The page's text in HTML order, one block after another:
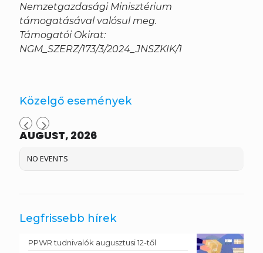
Nemzetgazdasági Minisztérium
támogatásával valósul meg.
Támogatói Okirat:
NGM_SZERZ/173/3/2024_JNSZKIK/1
Közelgő események
AUGUST, 2026
NO EVENTS
Legfrissebb hírek
PPWR tudnivalók augusztusi 12-től